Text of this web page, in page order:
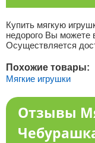
Купить мягкую
недорого Вы можете
Осуществляется
Похожие товары:
Мягкие игрушки
Отзывы